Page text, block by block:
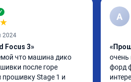
★
2024
Focus 3»
что машина дико
после горе
прошивку Stage 1 и
А
очень
форд